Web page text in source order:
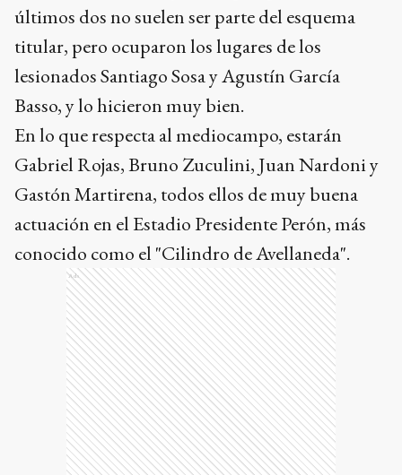
últimos dos no suelen ser parte del esquema
titular, pero ocuparon los lugares de los
lesionados Santiago Sosa y Agustín García
Basso, y lo hicieron muy bien.
En lo que respecta al mediocampo, estarán
Gabriel Rojas, Bruno Zuculini, Juan Nardoni y
Gastón Martirena, todos ellos de muy buena
actuación en el Estadio Presidente Perón, más
conocido como el "Cilindro de Avellaneda".
Ads